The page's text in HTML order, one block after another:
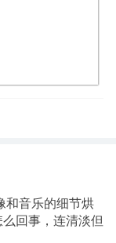
和音乐的细节烘
回事，连清淡但